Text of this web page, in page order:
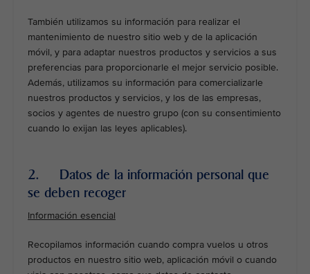
También utilizamos su información para realizar el
mantenimiento de nuestro sitio web y de la aplicación
móvil, y para adaptar nuestros productos y servicios a sus
preferencias para proporcionarle el mejor servicio posible.
Además, utilizamos su información para comercializarle
nuestros productos y servicios, y los de las empresas,
socios y agentes de nuestro grupo (con su consentimiento
cuando lo exijan las leyes aplicables).
2. Datos de la información personal que
se deben recoger
Información esencial
Recopilamos información cuando compra vuelos u otros
productos en nuestro sitio web, aplicación móvil o cuando